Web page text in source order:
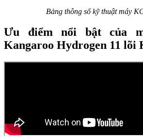
Bảng thông số kỹ thuật máy
Ưu điểm nổi bật của
Kangaroo Hydrogen 11 lõi